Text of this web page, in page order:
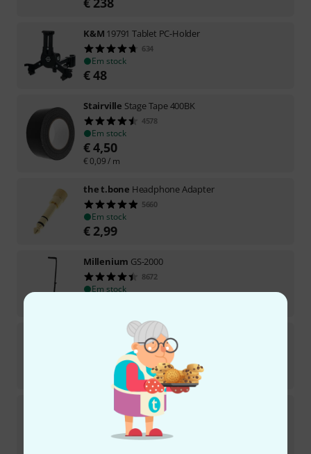
K&M 19791 Tablet PC-Holder
634
Em stock
€48
Stairville Stage Tape 400BK
4578
Em stock
€4,50
€ 0,09/ m
the t.bone Headphone Adapter
5660
Em stock
€ 2,99
Millenium GS-2000
8672
Em stock
ThomannKB-47WHM
291
Em stock
HD-25 Plus
363
Em stock